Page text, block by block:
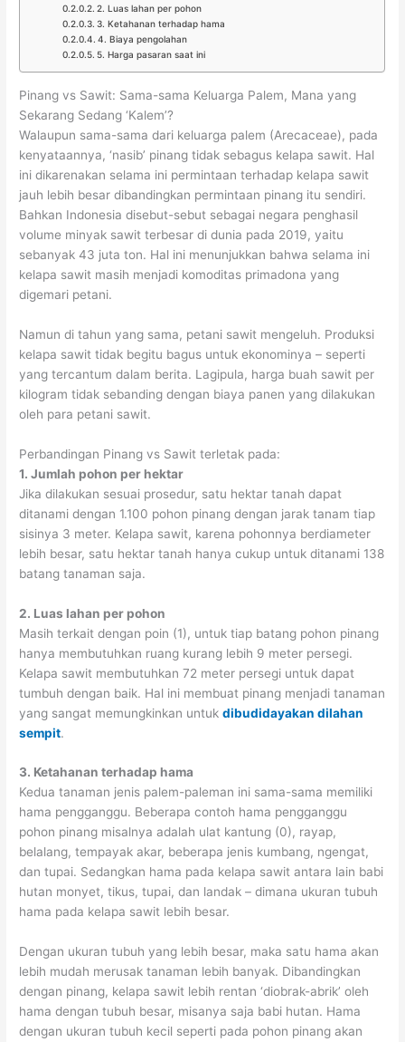
2. Luas lahan per pohon
3. Ketahanan terhadap hama
4. Biaya pengolahan
5. Harga pasaran saat ini
Pinang vs Sawit: Sama-sama Keluarga Palem, Mana yang
Sekarang Sedang ‘Kalem’?
Walaupun sama-sama dari keluarga palem (Arecaceae), pada
kenyataannya, ‘nasib’ pinang tidak sebagus kelapa sawit. Hal
ini dikarenakan selama ini permintaan terhadap kelapa sawit
jauh lebih besar dibandingkan permintaan pinang itu sendiri.
Bahkan Indonesia disebut-sebut sebagai negara penghasil
volume minyak sawit terbesar di dunia pada 2019, yaitu
sebanyak 43 juta ton. Hal ini menunjukkan bahwa selama ini
kelapa sawit masih menjadi komoditas primadona yang
digemari petani.
Namun di tahun yang sama, petani sawit mengeluh. Produksi
kelapa sawit tidak begitu bagus untuk ekonominya – seperti
yang tercantum dalam berita. Lagipula, harga buah sawit per
kilogram tidak sebanding dengan biaya panen yang dilakukan
oleh para petani sawit.
Perbandingan Pinang vs Sawit terletak pada:
1. Jumlah pohon per hektar
Jika dilakukan sesuai prosedur, satu hektar tanah dapat
ditanami dengan 1.100 pohon pinang dengan jarak tanam tiap
sisinya 3 meter. Kelapa sawit, karena pohonnya berdiameter
lebih besar, satu hektar tanah hanya cukup untuk ditanami 138
batang tanaman saja.
2. Luas lahan per pohon
Masih terkait dengan poin (1), untuk tiap batang pohon pinang
hanya membutuhkan ruang kurang lebih 9 meter persegi.
Kelapa sawit membutuhkan 72 meter persegi untuk dapat
tumbuh dengan baik. Hal ini membuat pinang menjadi tanaman
yang sangat memungkinkan untukdibudidayakan dilahan
sempit.
3. Ketahanan terhadap hama
Kedua tanaman jenis palem-paleman ini sama-sama memiliki
hama pengganggu. Beberapa contoh hama pengganggu
pohon pinang misalnya adalah ulat kantung (0), rayap,
belalang, tempayak akar, beberapa jenis kumbang, ngengat,
dan tupai. Sedangkan hama pada kelapa sawit antara lain babi
hutan monyet, tikus, tupai, dan landak – dimana ukuran tubuh
hama pada kelapa sawit lebih besar.
Dengan ukuran tubuh yang lebih besar, maka satu hama akan
lebih mudah merusak tanaman lebih banyak. Dibandingkan
dengan pinang, kelapa sawit lebih rentan ‘diobrak-abrik’ oleh
hama dengan tubuh besar, misanya saja babi hutan. Hama
dengan ukuran tubuh kecil seperti pada pohon pinang akan